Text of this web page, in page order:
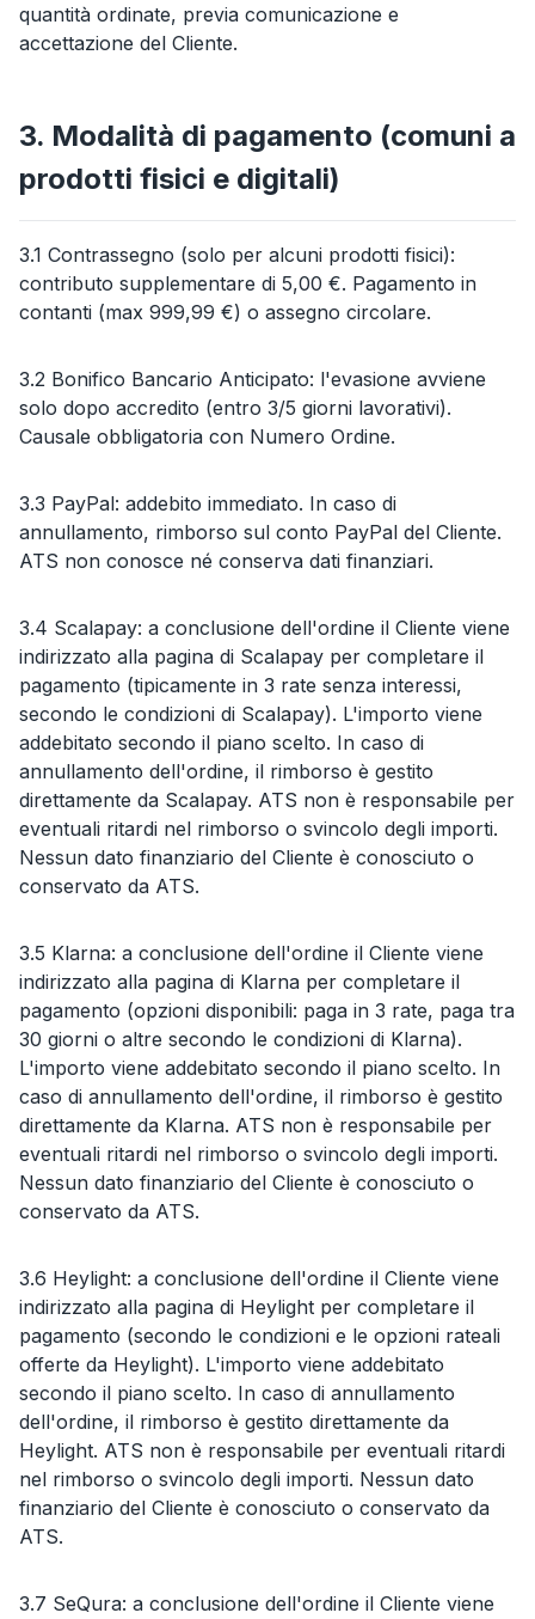
quantità ordinate, previa comunicazione e
accettazione del Cliente.
3. Modalità di pagamento (comuni a
prodotti fisici e digitali)
3.1 Contrassegno (solo per alcuni prodotti fisici):
contributo supplementare di 5,00 €. Pagamento in
contanti (max 999,99 €) o assegno circolare.
3.2 Bonifico Bancario Anticipato: l'evasione avviene
solo dopo accredito (entro 3/5 giorni lavorativi).
Causale obbligatoria con Numero Ordine.
3.3 PayPal: addebito immediato. In caso di
annullamento, rimborso sul conto PayPal del Cliente.
ATS non conosce né conserva dati finanziari.
3.4 Scalapay: a conclusione dell'ordine il Cliente viene
indirizzato alla pagina di Scalapay per completare il
pagamento (tipicamente in 3 rate senza interessi,
secondo le condizioni di Scalapay). L'importo viene
addebitato secondo il piano scelto. In caso di
annullamento dell'ordine, il rimborso è gestito
direttamente da Scalapay. ATS non è responsabile per
eventuali ritardi nel rimborso o svincolo degli importi.
Nessun dato finanziario del Cliente è conosciuto o
conservato da ATS.
3.5 Klarna: a conclusione dell'ordine il Cliente viene
indirizzato alla pagina di Klarna per completare il
pagamento (opzioni disponibili: paga in 3 rate, paga tra
30 giorni o altre secondo le condizioni di Klarna).
L'importo viene addebitato secondo il piano scelto. In
caso di annullamento dell'ordine, il rimborso è gestito
direttamente da Klarna. ATS non è responsabile per
eventuali ritardi nel rimborso o svincolo degli importi.
Nessun dato finanziario del Cliente è conosciuto o
conservato da ATS.
3.6 Heylight: a conclusione dell'ordine il Cliente viene
indirizzato alla pagina di Heylight per completare il
pagamento (secondo le condizioni e le opzioni rateali
offerte da Heylight). L'importo viene addebitato
secondo il piano scelto. In caso di annullamento
dell'ordine, il rimborso è gestito direttamente da
Heylight. ATS non è responsabile per eventuali ritardi
nel rimborso o svincolo degli importi. Nessun dato
finanziario del Cliente è conosciuto o conservato da
ATS.
3.7 SeQura: a conclusione dell'ordine il Cliente viene